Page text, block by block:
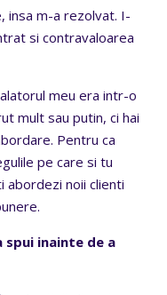
insa m-a rezolvat. I-
si contravaloarea
meu era intr-o
mult sau putin, ci hai
Pentru ca
pe care si tu
abordezi noii clienti
spui inainte de a